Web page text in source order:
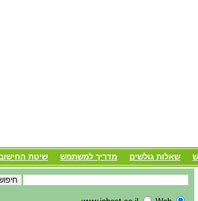
שאלות גולשים מדריך למשתמש שיטת